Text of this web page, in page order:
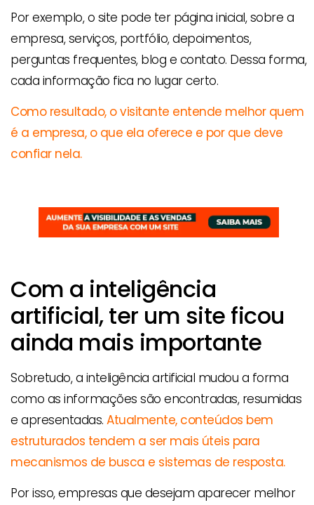
Por exemplo, o site pode ter página inicial, sobre a
empresa, serviços, portfólio, depoimentos,
perguntas frequentes, blog e contato. Dessa forma,
cada informação fica no lugar certo.
Como resultado, o visitante entende melhor quem
é a empresa, o que ela oferece e por que deve
confiar nela.
Com a inteligência
artificial, ter um site ficou
ainda mais importante
Sobretudo, a inteligência artificial mudou a forma
como as informações são encontradas, resumidas
e apresentadas. Atualmente, conteúdos bem
estruturados tendem a ser mais úteis para
mecanismos de busca e sistemas de resposta.
Por isso, empresas que desejam aparecer melhor